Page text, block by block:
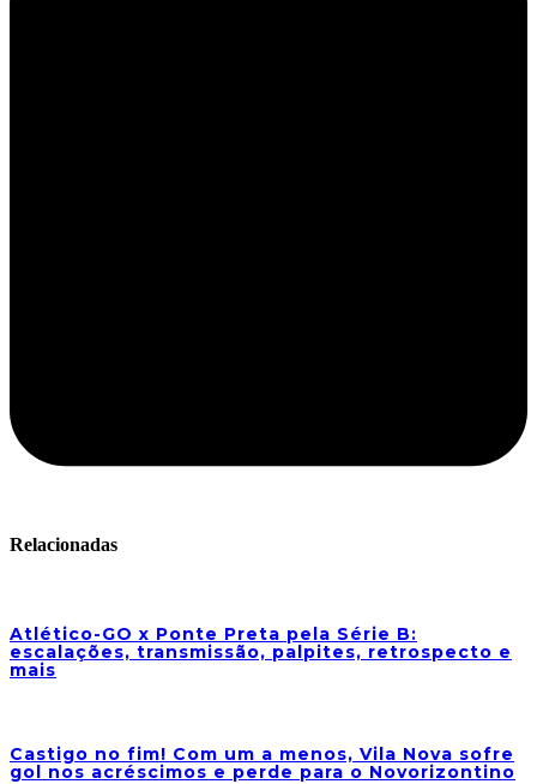
Relacionadas
Atlético-GO x Ponte Preta pela Série B:
escalações, transmissão, palpites, retrospecto e
mais
Castigo no fim! Com um a menos, Vila Nova sofre
gol nos acréscimos e perde para o Novorizontino